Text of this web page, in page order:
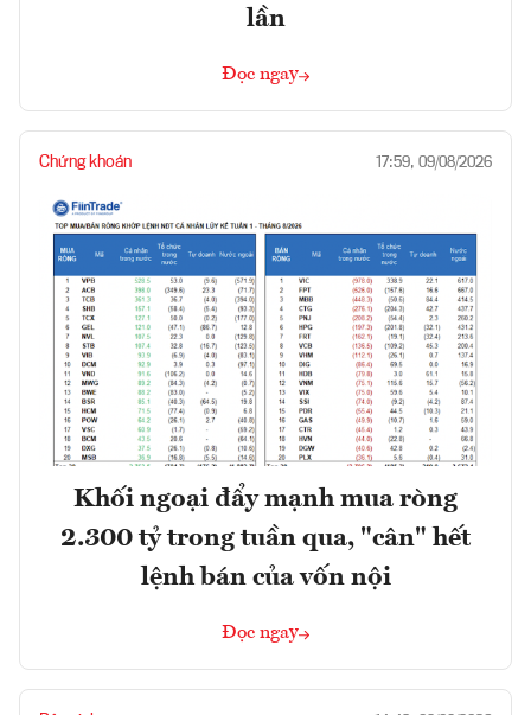
lần
Đọc ngay
Chứng khoán 17:59, 09/08/2026
Khối ngoại đẩy mạnh mua ròng
2.300 tỷ trong tuần qua, "cân" hết
lệnh bán của vốn nội
Đọc ngay